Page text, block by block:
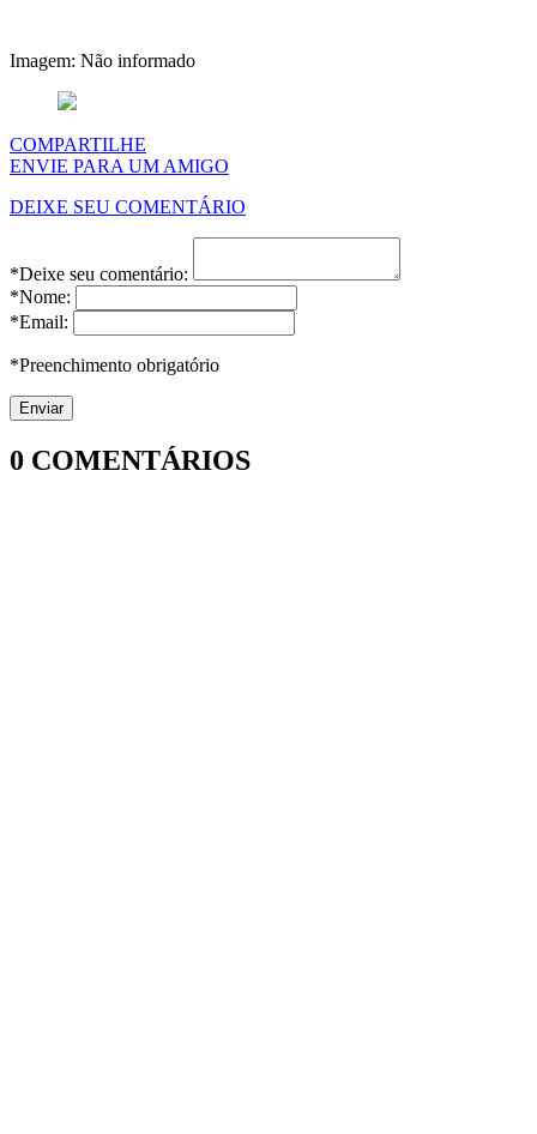
Imagem: Não informado
COMPARTILHE
ENVIE PARA UM AMIGO
DEIXE SEU COMENTÁRIO
*Deixe seu comentário:
*Nome:
*Email:
*Preenchimento obrigatório
0 COMENTÁRIOS